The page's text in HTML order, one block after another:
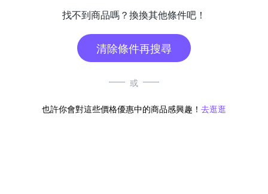
找不到商品嗎？換換其他條件吧！
清除條件再搜尋
或
也許你會對這些價格優惠中的商品感興趣！ 去逛逛